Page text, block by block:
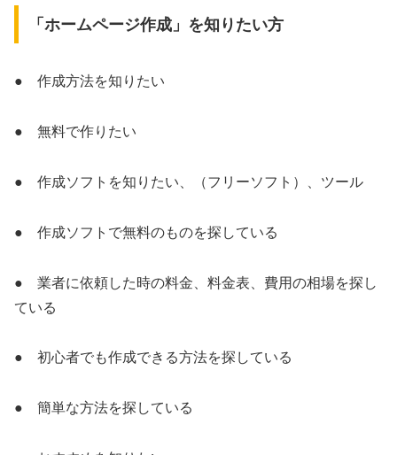
「ホームページ作成」を知りたい方
● 作成方法を知りたい
● 無料で作りたい
● 作成ソフトを知りたい、（フリーソフト）、ツール
● 作成ソフトで無料のものを探している
● 業者に依頼した時の料金、料金表、費用の相場を探し
ている
● 初心者でも作成できる方法を探している
● 簡単な方法を探している